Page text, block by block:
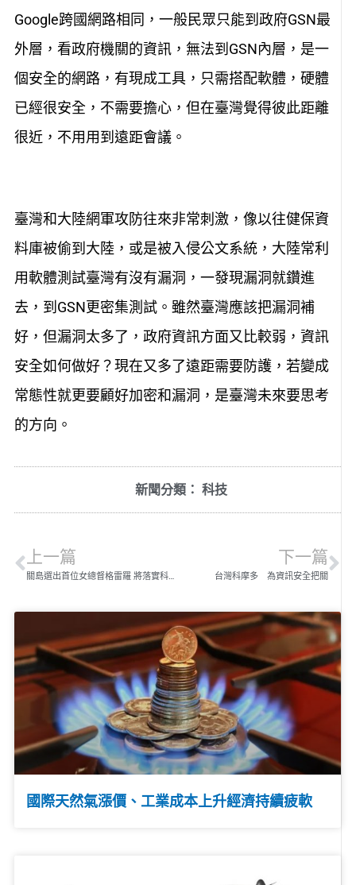
Google跨國網路相同，一般民眾只能到政府GSN最
外層，看政府機關的資訊，無法到GSN內層，是一
個安全的網路，有現成工具，只需搭配軟體，硬體
已經很安全，不需要擔心，但在臺灣覺得彼此距離
很近，不用用到遠距會議。
臺灣和大陸網軍攻防往來非常刺激，像以往健保資
料庫被偷到大陸，或是被入侵公文系統，大陸常利
用軟體測試臺灣有沒有漏洞，一發現漏洞就鑽進
去，到GSN更密集測試。雖然臺灣應該把漏洞補
好，但漏洞太多了，政府資訊方面又比較弱，資訊
安全如何做好？現在又多了遠距需要防護，若變成
常態性就更要顧好加密和漏洞，是臺灣未來要思考
的方向。
新聞分類： 科技
上一篇
關島選出首位女總督格雷羅 將落實科技結合觀光政策
下一篇
台灣科摩多 為資訊安全把關
國際天然氣漲價、工業成本上升經濟持續疲軟